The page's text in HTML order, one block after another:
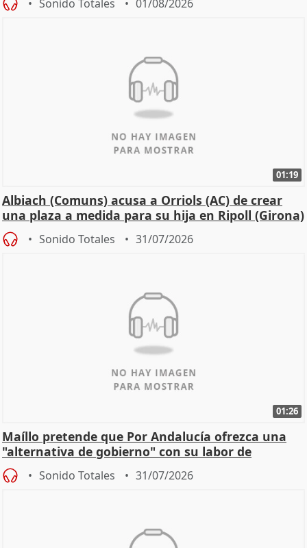
Sonido Totales 01/08/2026
01:19
Albiach (Comuns) acusa a Orriols (AC) de crear
una plaza a medida para su hija en Ripoll (Girona)
Sonido Totales 31/07/2026
01:26
Maíllo pretende que Por Andalucía ofrezca una
"alternativa de gobierno" con su labor de
oposición
Sonido Totales 31/07/2026